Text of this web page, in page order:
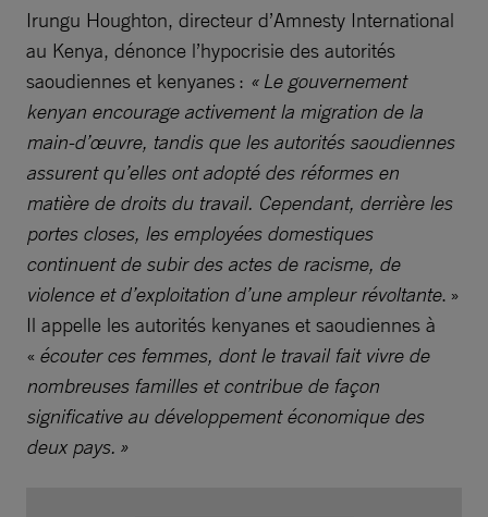
Irungu Houghton, directeur d’Amnesty International
au Kenya, dénonce l’hypocrisie des autorités
saoudiennes et kenyanes : « Le gouvernement
kenyan encourage activement la migration de la
main-d’œuvre, tandis que les autorités saoudiennes
assurent qu’elles ont adopté des réformes en
matière de droits du travail. Cependant, derrière les
portes closes, les employées domestiques
continuent de subir des actes de racisme, de
violence et d’exploitation d’une ampleur révoltante. »
Il appelle les autorités kenyanes et saoudiennes à
« écouter ces femmes, dont le travail fait vivre de
nombreuses familles et contribue de façon
significative au développement économique des
deux pays. »